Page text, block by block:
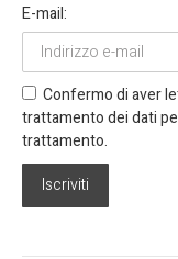
E-mail:
Confermo di aver
trattamento dei dati
trattamento.